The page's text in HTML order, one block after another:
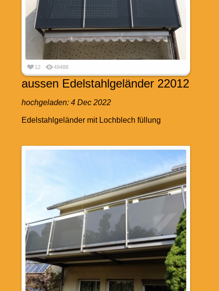
12 49488
aussen Edelstahlgeländer 22012
hochgeladen: 4 Dec 2022
Edelstahlgeländer mit Lochblech füllung